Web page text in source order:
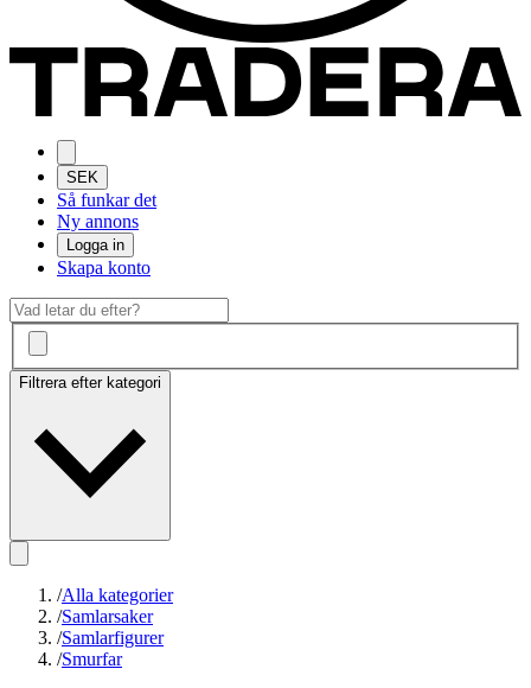
SEK
Så funkar det
Ny annons
Logga in
Skapa konto
Filtrera efter kategori
/Alla kategorier
/Samlarsaker
/Samlarfigurer
/Smurfar